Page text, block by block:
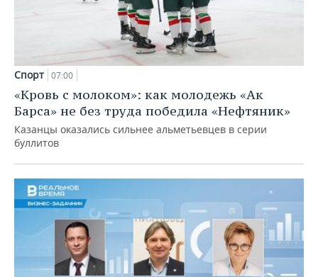
Спорт 07:00
«Кровь с молоком»: как молодежь «Ак
Барса» не без труда победила «Нефтяник»
Казанцы оказались сильнее альметьевцев в серии
буллитов